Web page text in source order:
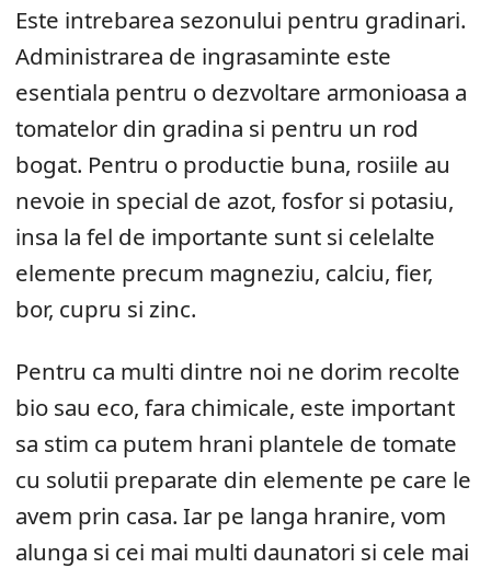
Este intrebarea sezonului pentru gradinari.
Administrarea de ingrasaminte este
esentiala pentru o dezvoltare armonioasa a
tomatelor din gradina si pentru un rod
bogat. Pentru o productie buna, rosiile au
nevoie in special de azot, fosfor si potasiu,
insa la fel de importante sunt si celelalte
elemente precum magneziu, calciu, fier,
bor, cupru si zinc.
Pentru ca multi dintre noi ne dorim recolte
bio sau eco, fara chimicale, este important
sa stim ca putem hrani plantele de tomate
cu solutii preparate din elemente pe care le
avem prin casa. Iar pe langa hranire, vom
alunga si cei mai multi daunatori si cele mai